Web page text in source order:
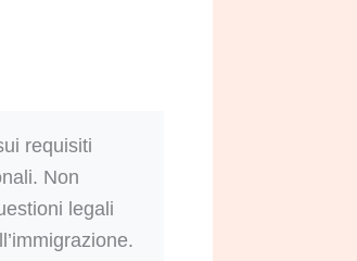
requisiti
Non
legali